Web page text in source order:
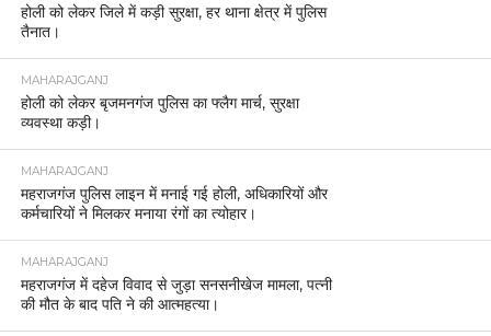
होली को लेकर जिले में कड़ी सुरक्षा, हर थाना क्षेत्र में पुलिस
तैनात।
MAHARAJGANJ
होली को लेकर बृजमनगंज पुलिस का फ्लैग मार्च, सुरक्षा
व्यवस्था कड़ी।
MAHARAJGANJ
महराजगंज पुलिस लाइन में मनाई गई होली, अधिकारियों और
कर्मचारियों ने मिलकर मनाया रंगों का त्योहार।
MAHARAJGANJ
महराजगंज में दहेज विवाद से जुड़ा सनसनीखेज मामला, पत्नी
की मौत के बाद पति ने की आत्महत्या।